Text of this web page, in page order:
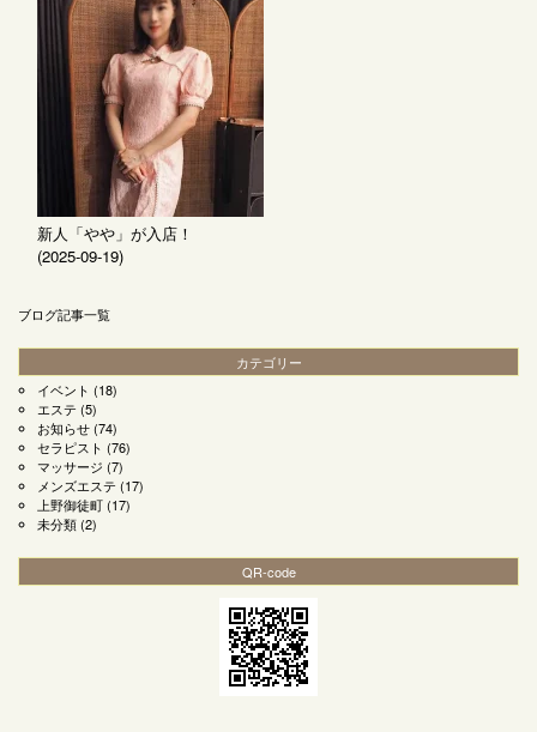
新人「やや」が入店！
(2025-09-19)
ブログ記事一覧
カテゴリー
イベント (18)
エステ (5)
お知らせ(74)
セラピスト (76)
マッサージ (7)
メンズエステ (17)
上野御徒町(17)
未分類(2)
QR-code